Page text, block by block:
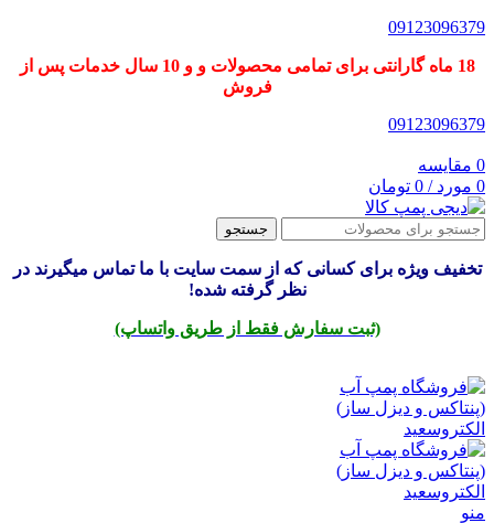
09123096379
18 ماه گارانتی برای تمامی محصولات و و 10 سال خدمات پس از
فروش
09123096379
0 مقایسه
0 مورد /
0 تومان
جستجو
تخفیف ویژه برای کسانی که از سمت سایت با ما تماس میگیرند در
نظر گرفته شده!
(ثبت سفارش فقط از طریق واتساپ)
منو